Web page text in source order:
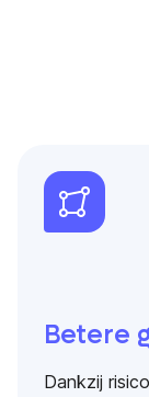
Betere
Dankzij